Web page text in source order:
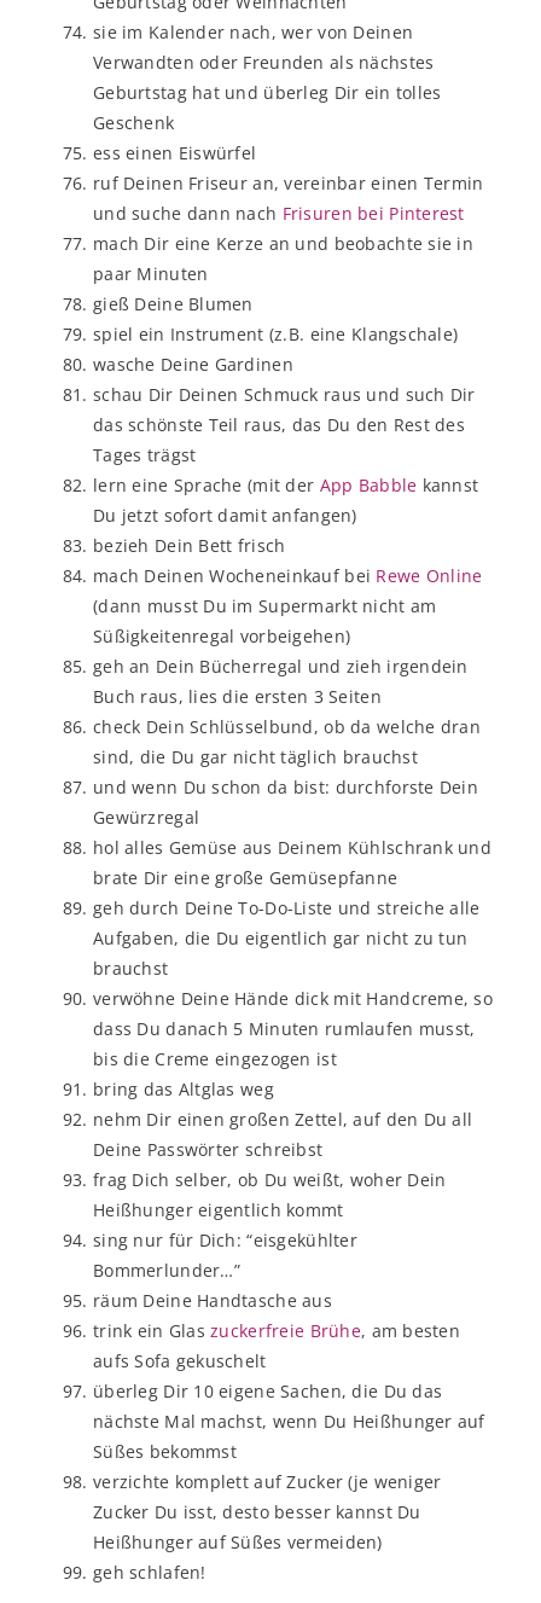
sie im Kalender nach, wer von Deinen
Verwandten oder Freunden als nächstes
Geburtstag hat und überleg Dir ein tolles
Geschenk
ess einen Eiswürfel
ruf Deinen Friseur an, vereinbar einen Termin
und suche dann nach Frisuren bei Pinterest
mach Dir eine Kerze an und beobachte sie in
paar Minuten
gieß Deine Blumen
spiel ein Instrument (z.B. eine Klangschale)
wasche Deine Gardinen
schau Dir Deinen Schmuck raus und such Dir
das schönste Teil raus, das Du den Rest des
Tages trägst
lern eine Sprache (mit der App Babble kannst
Du jetzt sofort damit anfangen)
bezieh Dein Bett frisch
mach Deinen Wocheneinkauf bei Rewe Online
(dann musst Du im Supermarkt nicht am
Süßigkeitenregal vorbeigehen)
geh an Dein Bücherregal und zieh irgendein
Buch raus, lies die ersten 3 Seiten
check Dein Schlüsselbund, ob da welche dran
sind, die Du gar nicht täglich brauchst
und wenn Du schon da bist: durchforste Dein
Gewürzregal
hol alles Gemüse aus Deinem Kühlschrank und
brate Dir eine große Gemüsepfanne
geh durch Deine To-Do-Liste und streiche alle
Aufgaben, die Du eigentlich gar nicht zu tun
brauchst
verwöhne Deine Hände dick mit Handcreme, so
dass Du danach 5 Minuten rumlaufen musst,
bis die Creme eingezogen ist
bring das Altglas weg
nehm Dir einen großen Zettel, auf den Du all
Deine Passwörter schreibst
frag Dich selber, ob Du weißt, woher Dein
Heißhunger eigentlich kommt
sing nur für Dich: “eisgekühlter
Bommerlunder…”
räum Deine Handtasche aus
trink ein Glaszuckerfreie Brühe, am besten
aufs Sofa gekuschelt
überleg Dir 10 eigene Sachen, die Du das
nächste Mal machst, wenn Du Heißhunger auf
Süßes bekommst
verzichte komplett auf Zucker (je weniger
Zucker Du isst, desto besser kannst Du
Heißhunger auf Süßes vermeiden)
geh schlafen!